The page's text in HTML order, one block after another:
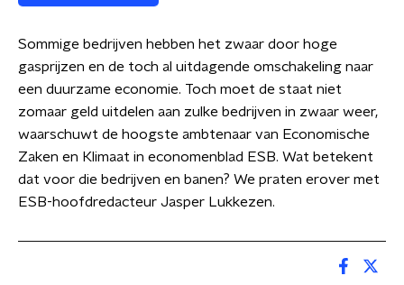
Sommige bedrijven hebben het zwaar door hoge
gasprijzen en de toch al uitdagende omschakeling naar
een duurzame economie. Toch moet de staat niet
zomaar geld uitdelen aan zulke bedrijven in zwaar weer,
waarschuwt de hoogste ambtenaar van Economische
Zaken en Klimaat in economenblad ESB. Wat betekent
dat voor die bedrijven en banen? We praten erover met
ESB-hoofdredacteur Jasper Lukkezen.